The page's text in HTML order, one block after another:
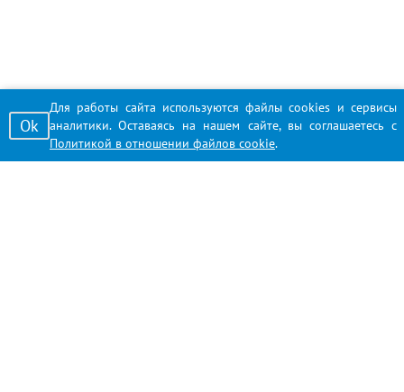
Для работы сайта используются файлы cookies и сервисы
аналитики. Оставаясь на нашем сайте, вы соглашаетесь с
Политикой в отношении файлов cookie.
Ok